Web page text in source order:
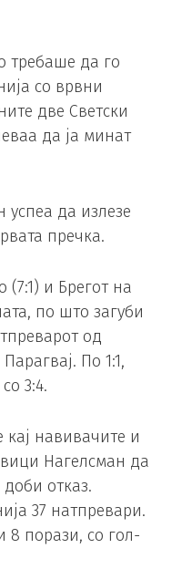
требаше да го
со врвни
две Светски
да ја минат
успеа да излезе
пречка.
(7:1) и Брегот на
по што загуби
од
По 1:1,
3:4.
навивачите и
Нагелсман да
доби отказ.
37 натпревари.
порази, со гол-